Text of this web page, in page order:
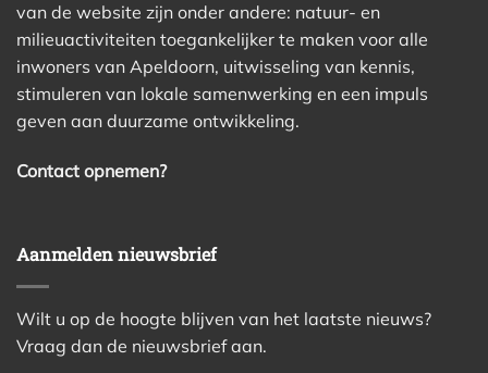
van de website zijn onder andere: natuur- en
milieuactiviteiten toegankelijker te maken voor alle
inwoners van Apeldoorn, uitwisseling van kennis,
stimuleren van lokale samenwerking en een impuls
geven aan duurzame ontwikkeling.
Contact opnemen?
Aanmelden nieuwsbrief
Wilt u op de hoogte blijven van het laatste nieuws?
Vraag dan de nieuwsbrief aan.